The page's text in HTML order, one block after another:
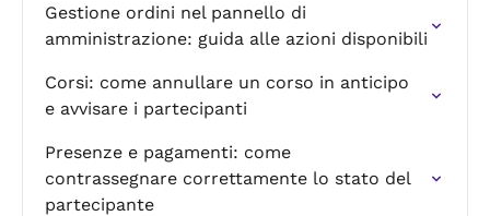
Gestione ordini nel pannello di
amministrazione: guida alle azioni disponibili
Corsi: come annullare un corso in anticipo
e avvisare i partecipanti
Presenze e pagamenti: come
contrassegnare correttamente lo stato del
partecipante